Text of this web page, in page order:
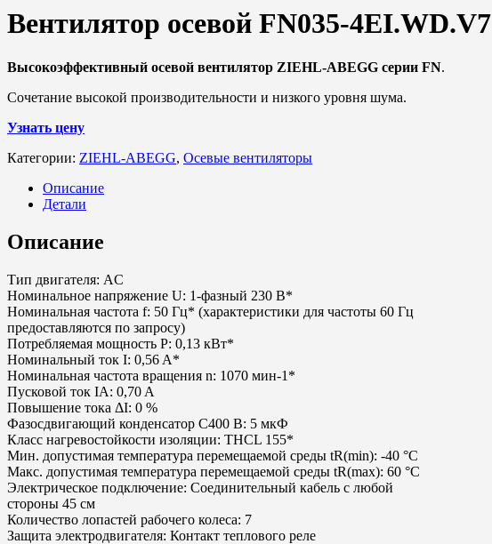
Вентилятор осевой FN035-4EI.WD.V7
Высокоэффективный осевой вентилятор ZIEHL-ABEGG серии FN.
Сочетание высокой производительности и низкого уровня шума.
Узнать цену
Категории: ZIEHL-ABEGG, Осевые вентиляторы
Описание
Детали
Описание
Тип двигателя: AC
Номинальное напряжение U: 1-фазный 230 В*
Номинальная частота f: 50 Гц* (характеристики для частоты 60 Гц
предоставляются по запросу)
Потребляемая мощность P: 0,13 кВт*
Номинальный ток I: 0,56 A*
Номинальная частота вращения n: 1070 мин-1*
Пусковой ток IA: 0,70 A
Повышение тока ΔI: 0 %
Фазосдвигающий конденсатор C400 В: 5 мкФ
Класс нагревостойкости изоляции: THCL 155*
Мин. допустимая температура перемещаемой среды tR(min): -40 °C
Макс. допустимая температура перемещаемой среды tR(max): 60 °C
Электрическое подключение: Соединительный кабель с любой
стороны 45 см
Количество лопастей рабочего колеса: 7
Защита электродвигателя: Контакт теплового реле